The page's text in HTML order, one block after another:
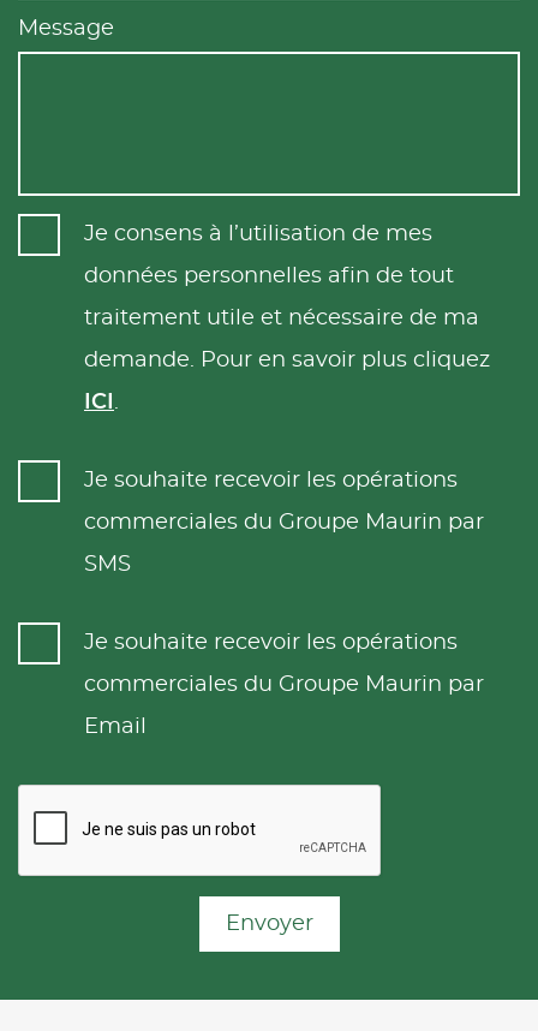
Message
Je consens à l’utilisation de mes
données personnelles afin de tout
traitement utile et nécessaire de ma
demande. Pour en savoir plus cliquez
ICI .
Je souhaite recevoir les opérations
commerciales du Groupe Maurin par
SMS
Je souhaite recevoir les opérations
commerciales du Groupe Maurin par
Email
Envoyer